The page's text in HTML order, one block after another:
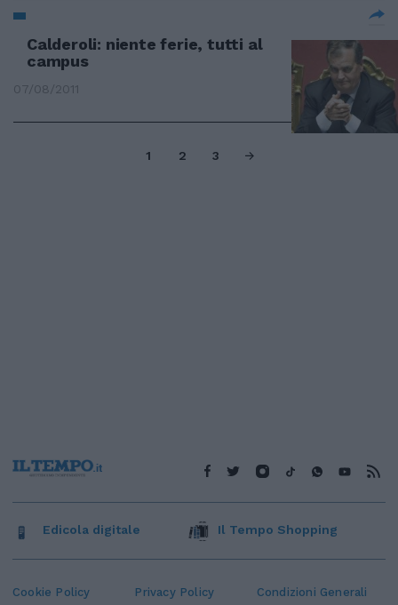
Calderoli: niente ferie, tutti al
campus
07/08/2011
1 2 3
Cookie Policy Privacy Policy Condizioni Generali
Edicola digitale Il Tempo Shopping